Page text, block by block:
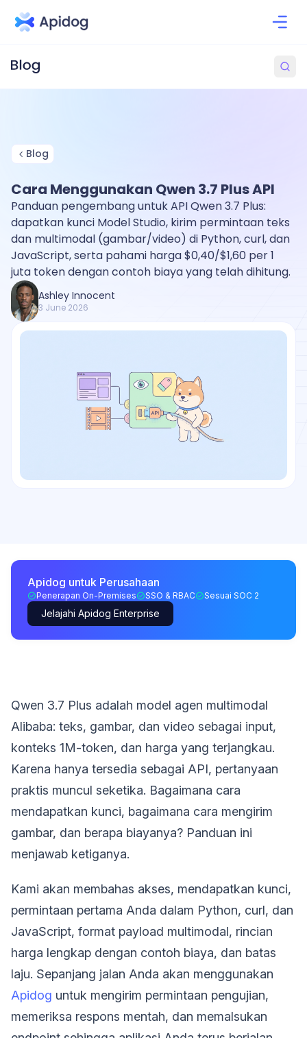
Blog
Cara Menggunakan Qwen 3.7 Plus API
Panduan pengembang untuk API Qwen 3.7 Plus:
dapatkan kunci Model Studio, kirim permintaan teks
dan multimodal (gambar/video) di Python, curl, dan
JavaScript, serta pahami harga $0,40/$1,60 per 1
juta token dengan contoh biaya yang telah dihitung.
Ashley Innocent
3 June 2026
Apidog untuk Perusahaan
Penerapan On-Premises SSO & RBAC Sesuai SOC 2
Jelajahi Apidog Enterprise
Qwen 3.7 Plus adalah model agen multimodal
Alibaba: teks, gambar, dan video sebagai input,
konteks 1M-token, dan harga yang terjangkau.
Karena hanya tersedia sebagai API, pertanyaan
praktis muncul seketika. Bagaimana cara
mendapatkan kunci, bagaimana cara mengirim
gambar, dan berapa biayanya? Panduan ini
menjawab ketiganya.
Kami akan membahas akses, mendapatkan kunci,
permintaan pertama Anda dalam Python, curl, dan
JavaScript, format payload multimodal, rincian
harga lengkap dengan contoh biaya, dan batas
laju. Sepanjang jalan Anda akan menggunakan
Apidog untuk mengirim permintaan pengujian,
memeriksa respons mentah, dan memalsukan